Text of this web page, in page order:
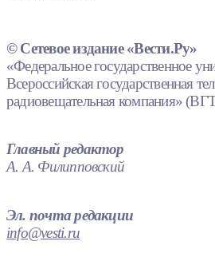
© Сетевое издание «Вести.Ру»
«Федеральное государственное
Всероссийская государственная
радиовещательная компания»
Главный редактор
А. А. Филипповский
Эл. почта редакции
info@vesti.ru